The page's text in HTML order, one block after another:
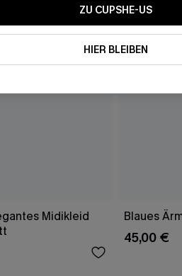
Midikleid
Blaues
45,00 €
ZU CUPSHE-US
HIER BLEIBEN